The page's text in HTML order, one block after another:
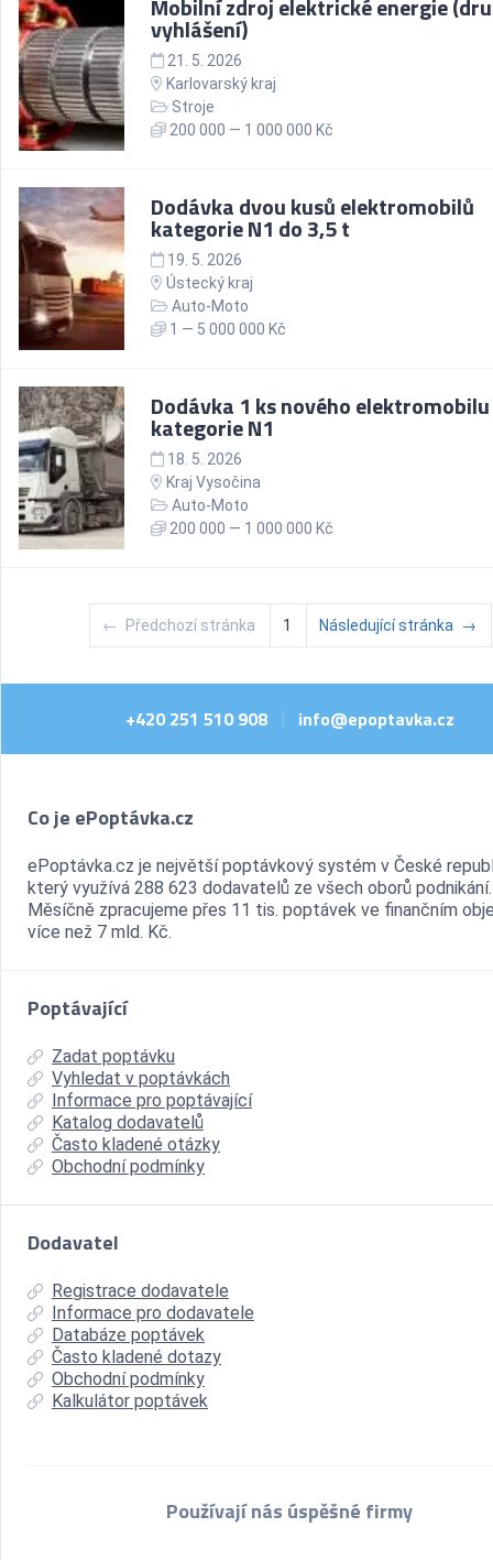
Mobilní zdroj elektrické energie
vyhlášení)
21. 5. 2026
Karlovarský kraj
Stroje
200 000 — 1 000 000 Kč
Dodávka dvou kusů elektromobilů
kategorie N1 do 3,5 t
19. 5. 2026
Ústecký kraj
Auto-Moto
1 — 5 000 000 Kč
Dodávka 1 ks nového elektromobilu
kategorie N1
18. 5. 2026
Kraj Vysočina
Auto-Moto
200 000 — 1 000 000 Kč
← Předchozí stránka 1 Následující stránka →
+420 251 510 908 | info@epoptavka.cz
Co je ePoptávka.cz
ePoptávka.cz je největší poptávkový systém v České
který využívá 288 623 dodavatelů ze všech oborů podnikání.
Měsíčně zpracujeme přes 11 tis. poptávek ve finančním
více než 7 mld. Kč.
Poptávající
Zadat poptávku
Vyhledat v poptávkách
Informace pro poptávající
Katalog dodavatelů
Často kladené otázky
Obchodní podmínky
Dodavatel
Registrace dodavatele
Informace pro dodavatele
Databáze poptávek
Často kladené dotazy
Obchodní podmínky
Kalkulátor poptávek
Používají nás úspěšné firmy